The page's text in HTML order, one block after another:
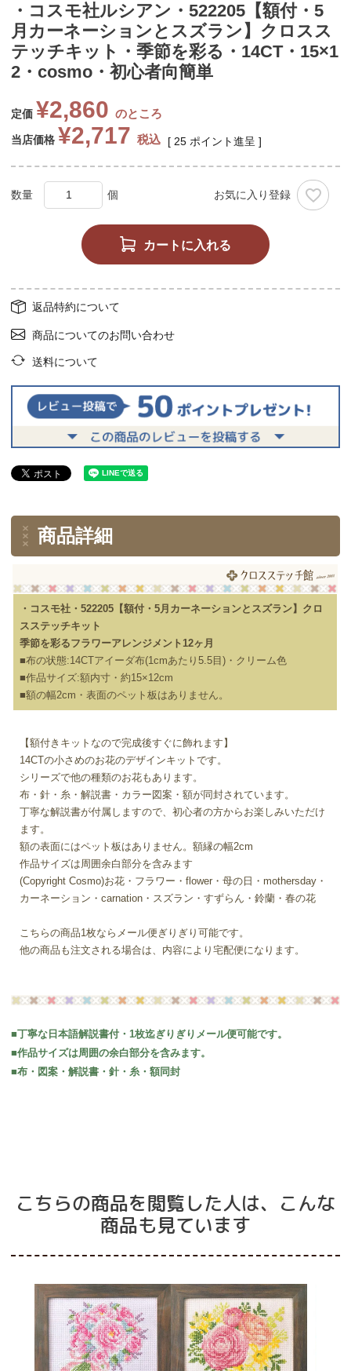
・コスモ社ルシアン・522205【額付・5
月カーネーションとスズラン】クロスス
テッチキット・季節を彩る・14CT・15×1
2・cosmo・初心者向簡単
定価 ¥2,860 のところ
当店価格 ¥2,717 税込 [ 25 ポイント進呈 ]
お気に入り登録
カートに入れる
返品特約について
商品についてのお問い合わせ
送料について
商品詳細
・コスモ社・522205【額付・5月カーネーションとスズラン】クロ
スステッチキット
季節を彩るフラワーアレンジメント12ヶ月
■布の状態:14CTアイーダ布(1cmあたり5.5目)・クリーム色
■作品サイズ:額内寸・約15×12cm
■額の幅2cm・表面のペット板はありません。
【額付きキットなので完成後すぐに飾れます】
14CTの小さめのお花のデザインキットです。
シリーズで他の種類のお花もあります。
布・針・糸・解説書・カラー図案・額が同封されています。
丁寧な解説書が付属しますので、初心者の方からお楽しみいただけ
ます。
額の表面にはペット板はありません。額縁の幅2cm
作品サイズは周囲余白部分を含みます
(Copyright Cosmo)お花・フラワー・flower・母の日・mothersday・
カーネーション・carnation・スズラン・すずらん・鈴蘭・春の花
こちらの商品1枚ならメール便ぎりぎり可能です。
他の商品も注文される場合は、内容により宅配便になります。
■丁寧な日本語解説書付・1枚迄ぎりぎりメール便可能です。
■作品サイズは周囲の余白部分を含みます。
■布・図案・解説書・針・糸・額同封
こちらの商品を閲覧した人は、こんな
商品も見ています